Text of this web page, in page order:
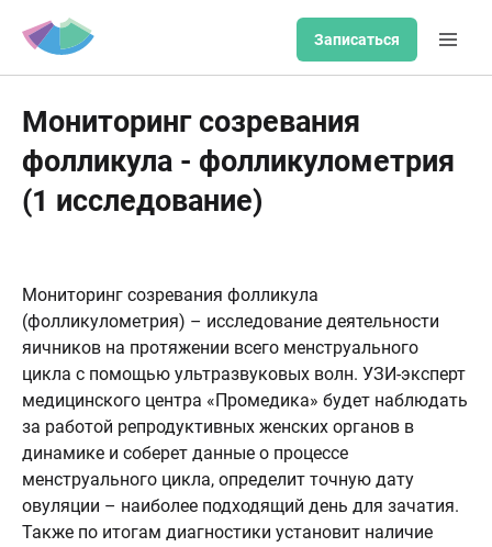
Записаться
Мониторинг созревания
фолликула - фолликулометрия
(1 исследование)
Мониторинг созревания фолликула
(фолликулометрия) – исследование деятельности
яичников на протяжении всего менструального
цикла с помощью ультразвуковых волн. УЗИ-эксперт
медицинского центра «Промедика» будет наблюдать
за работой репродуктивных женских органов в
динамике и соберет данные о процессе
менструального цикла, определит точную дату
овуляции – наиболее подходящий день для зачатия.
Также по итогам диагностики установит наличие